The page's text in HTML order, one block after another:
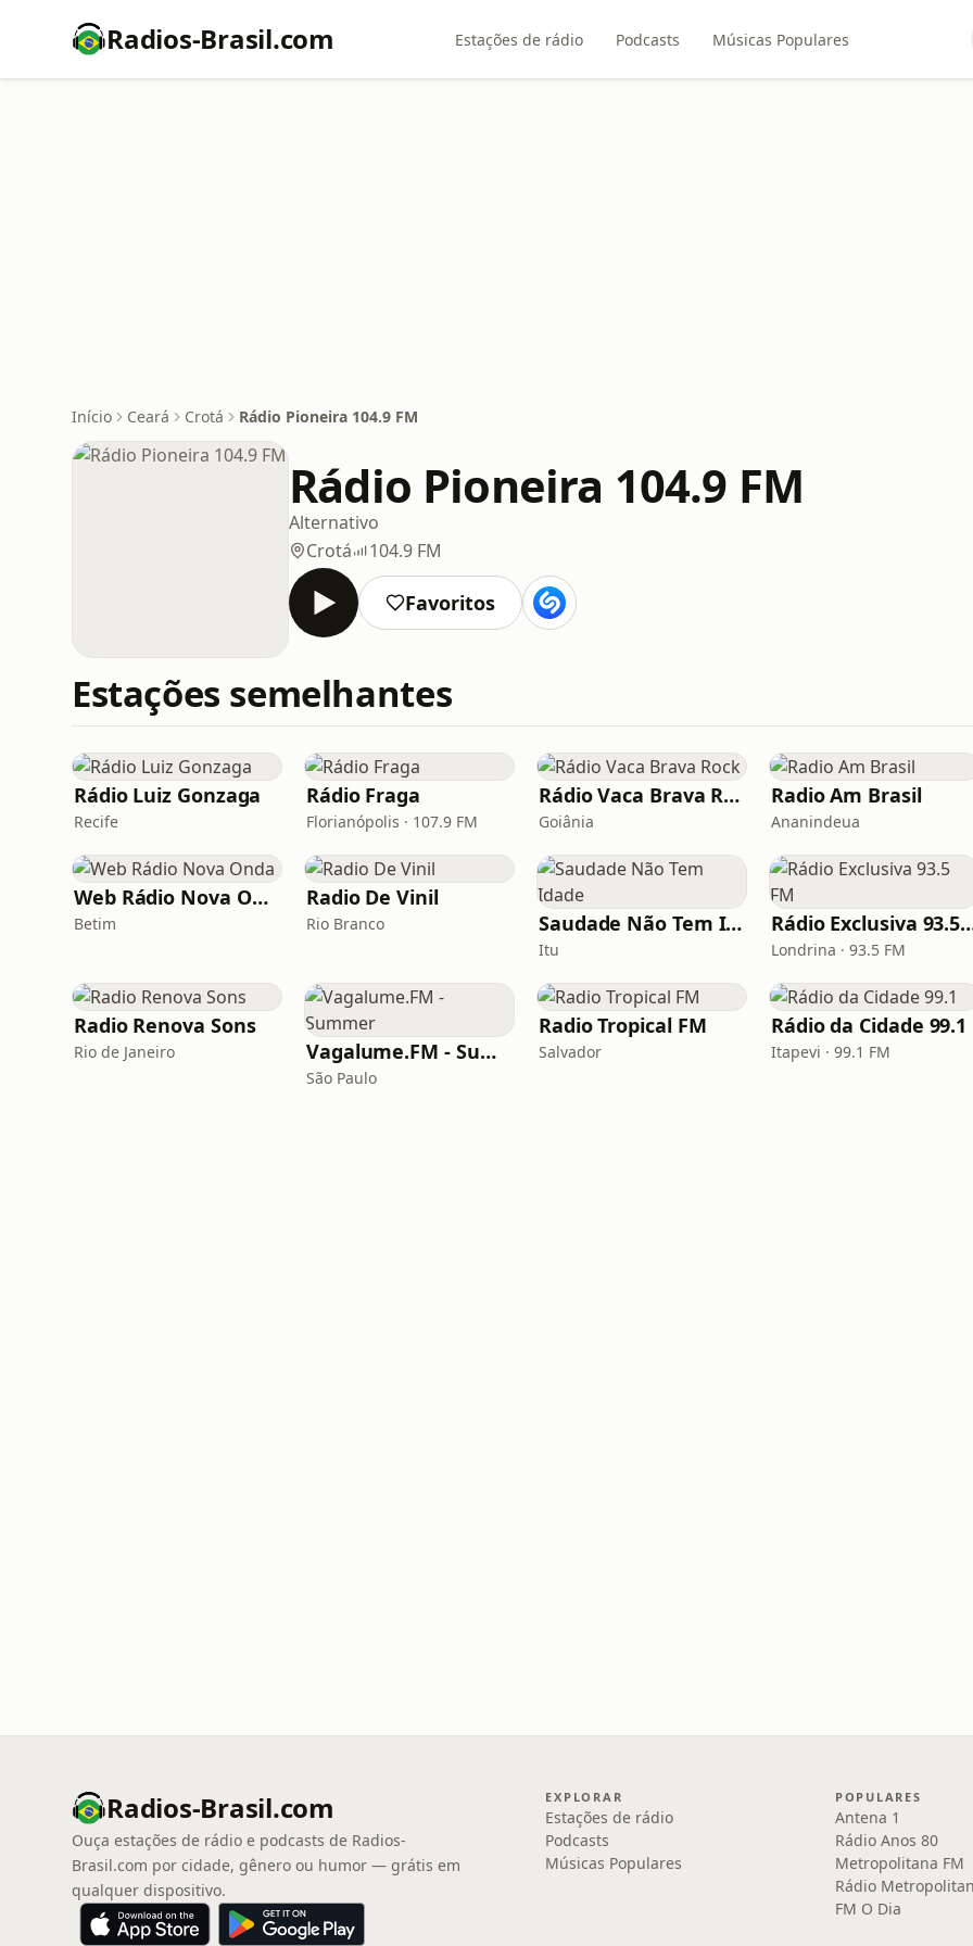
Radios-Brasil.com Estações de rádio Podcasts Músicas Populares
Início Ceará Crotá Rádio Pioneira 104.9 FM
Rádio Pioneira 104.9 FM
Alternativo
Crotá
104.9 FM
Favoritos
Estações semelhantes
Rádio Luiz Gonzaga
Recife
Rádio Fraga
Florianópolis · 107.9 FM
Rádio Vaca Brava Rock
Goiânia
Radio Am Brasil
Ananindeua
Web Rádio Nova Onda
Betim
Radio De Vinil
Rio Branco Saudade Não Tem Idade
Itu
Rádio
Londrina · 93.5 FM
Radio Renova Sons
Rio de Janeiro Vagalume.FM - Summer
São Paulo
Radio Tropical FM
Salvador
Rádio da Cidade 99.1
Itapevi · 99.1 FM
Radios-Brasil.com
Ouça estações de rádio e podcasts de Radios-
Brasil.com por cidade, gênero ou humor — grátis em
qualquer dispositivo.
EXPLORAR
Estações de rádio
Podcasts
Músicas Populares
POPULARES
Antena 1
Rádio Anos 80
Metropolitana FM
Rádio
FM O Dia